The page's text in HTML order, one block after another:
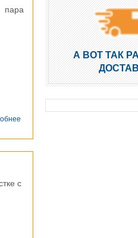
пара
деревянная
с
А ВОТ ТАК